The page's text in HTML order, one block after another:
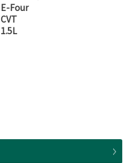
E-Four
CVT
1.5L